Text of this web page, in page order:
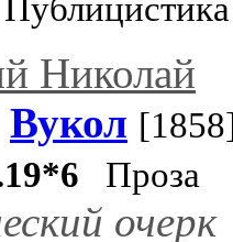
Николай
Вукол
Проза
очерк